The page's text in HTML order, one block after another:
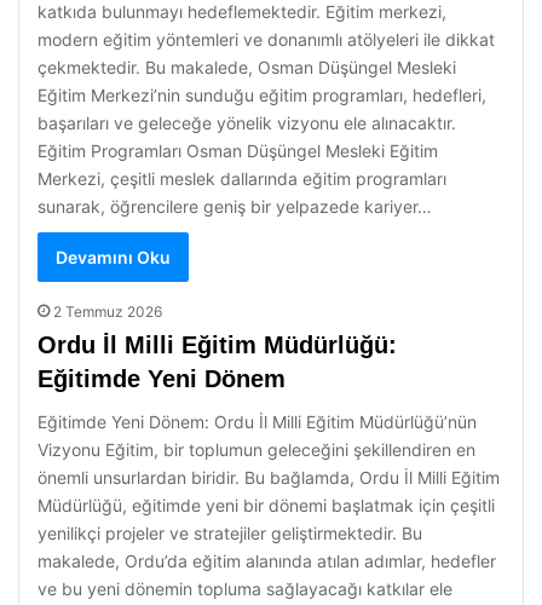
katkıda bulunmayı hedeflemektedir. Eğitim merkezi,
modern eğitim yöntemleri ve donanımlı atölyeleri ile dikkat
çekmektedir. Bu makalede, Osman Düşüngel Mesleki
Eğitim Merkezi’nin sunduğu eğitim programları, hedefleri,
başarıları ve geleceğe yönelik vizyonu ele alınacaktır.
Eğitim Programları Osman Düşüngel Mesleki Eğitim
Merkezi, çeşitli meslek dallarında eğitim programları
sunarak, öğrencilere geniş bir yelpazede kariyer…
Devamını Oku
2 Temmuz 2026
Ordu İl Milli Eğitim Müdürlüğü:
Eğitimde Yeni Dönem
Eğitimde Yeni Dönem: Ordu İl Milli Eğitim Müdürlüğü’nün
Vizyonu Eğitim, bir toplumun geleceğini şekillendiren en
önemli unsurlardan biridir. Bu bağlamda, Ordu İl Milli Eğitim
Müdürlüğü, eğitimde yeni bir dönemi başlatmak için çeşitli
yenilikçi projeler ve stratejiler geliştirmektedir. Bu
makalede, Ordu’da eğitim alanında atılan adımlar, hedefler
ve bu yeni dönemin topluma sağlayacağı katkılar ele